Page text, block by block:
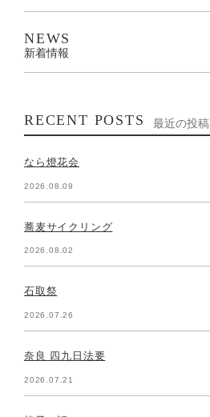
NEWS
新着情報
RECENT POSTS 最近の投稿
なら燈花会
2026.08.09
蕎麦サイクリング
2026.08.02
石取祭
2026.07.26
奈良 四九日法要
2026.07.21